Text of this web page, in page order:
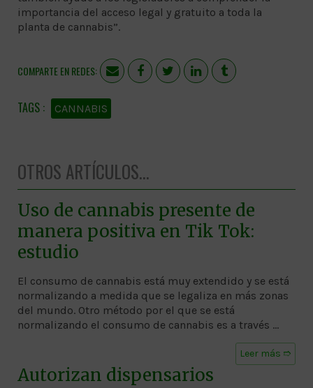
importancia del acceso legal y gratuito a toda la
planta de cannabis”.
COMPARTE EN REDES:
CANNABIS
OTROS ARTÍCULOS...
Uso de cannabis presente de
manera positiva en Tik Tok:
estudio
El consumo de cannabis está muy extendido y se está
normalizando a medida que se legaliza en más zonas
del mundo. Otro método por el que se está
normalizando el consumo de cannabis es a través …
Leer más ➱
Autorizan dispensarios